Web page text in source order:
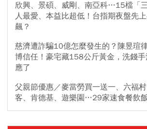
欣興、景碩、威剛、南亞科…15檔「
人最愛、本益比超低！台指期夜盤先
飆？
慈濟遭詐騙10億怎麼發生的？陳昱瑄
博信任！豪宅藏158公斤黃金，洗錢
應了
父親節優惠／麥當勞買一送一、六福
客、肯德基、遊樂園…29家速食餐飲